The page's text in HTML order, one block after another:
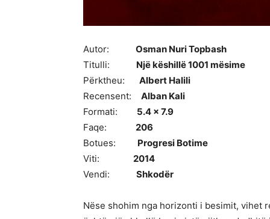
Autor: Osman Nuri Topbash
Titulli: Një këshillë 1001 mësime
Përktheu: Albert Halili
Recensent: Alban Kali
Formati: 5.4 x 7.9
Faqe: 206
Botues: Progresi Botime
Viti: 2014
Vendi: Shkodër
Nëse shohim nga horizonti i besimit, vihet